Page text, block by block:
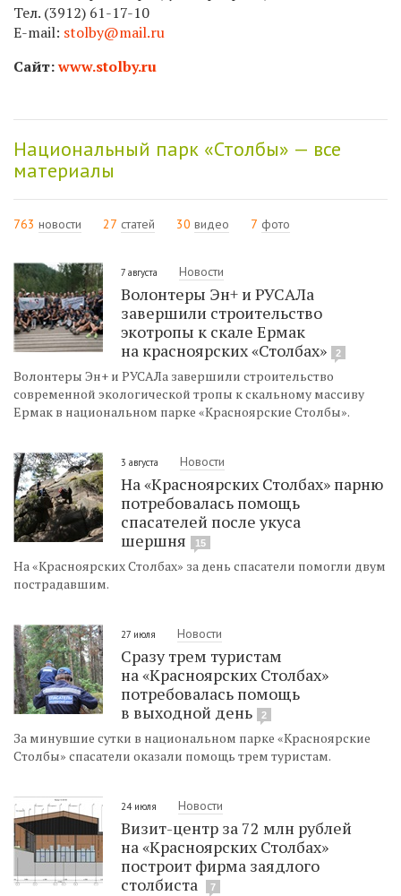
Тел. (3912) 61-17-10
E-mail: stolby@mail.ru
Сайт:www.stolby.ru
Национальный парк «Столбы» — все
материалы
763 новости 27 статей 30 видео 7 фото
7 августа Новости
Волонтеры Эн+ и РУСАЛа
завершили строительство
экотропы к скале Ермак
на красноярских «Столбах»
2
Волонтеры Эн+ и РУСАЛа завершили строительство
современной экологической тропы к скальному массиву
Ермак в национальном парке «Красноярские Столбы».
3 августа Новости
На «Красноярских Столбах» парню
потребовалась помощь
спасателей после укуса
шершня
15
На «Красноярских Столбах» за день спасатели помогли двум
пострадавшим.
27 июля Новости
Сразу трем туристам
на «Красноярских Столбах»
потребовалась помощь
в выходной день
2
За минувшие сутки в национальном парке «Красноярские
Столбы» спасатели оказали помощь трем туристам.
24 июля Новости
Визит-центр за 72 млн рублей
на «Красноярских Столбах»
построит фирма заядлого
столбиста
7